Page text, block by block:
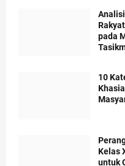
pada
10
Kelas
untuk